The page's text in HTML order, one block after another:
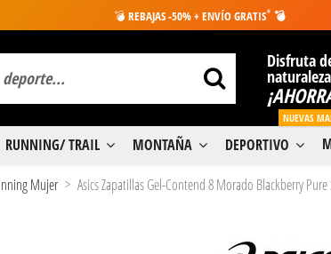
💣 REBAJAS -50% + ENVÍO GRATIS* 💣
Disfruta
RUNNING/ TRAIL MONTAÑA DEPORTIVO
NUEVAS
Mujer Asics Zapatillas Gel-Contend 8 Morado Blackberry